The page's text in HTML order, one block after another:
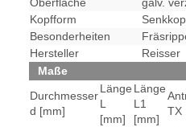
Kopfform
Besonderheiten
Hersteller
Reisser
Maße
Durchmesser
d [mm]
Länge
L
[mm]
Länge
L1
[mm]
TX